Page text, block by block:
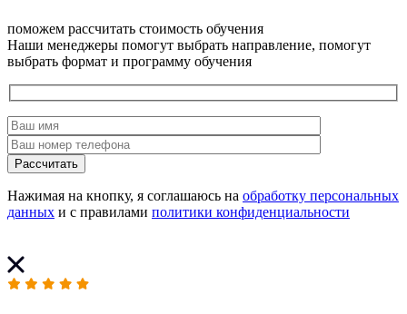
поможем рассчитать стоимость обучения
Наши менеджеры помогут выбрать направление, помогут
выбрать формат и программу обучения
Рассчитать
Нажимая на кнопку, я соглашаюсь на обработку персональных
данных и с правилами политики конфиденциальности